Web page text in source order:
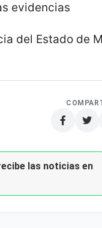
evidencias
del Estado de
las noticias en